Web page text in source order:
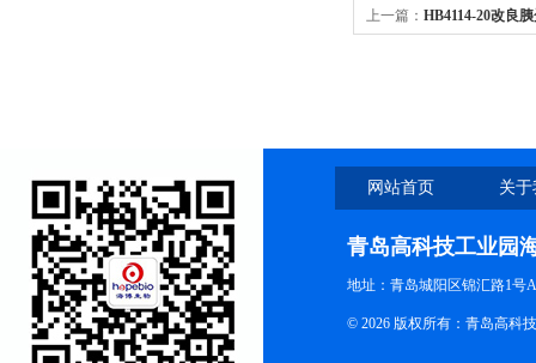
上一篇： HB4114-20改良
网站首页 关
青岛高科技工业园
地址：青岛城阳区锦汇路1号
© 2026 版权所有：青岛高科